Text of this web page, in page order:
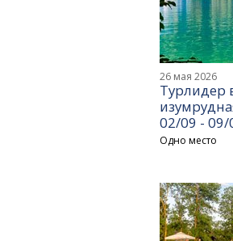
26 мая 2026
Турлидер
02/09 - 09/
Одно место